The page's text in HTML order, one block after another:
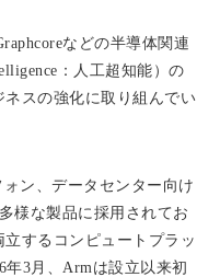
などの半導体関連
：人工超知能）の
スの強化に取り組んでい
ン、データセンター向け
様な製品に採用されてお
するコンピュートプラッ
年3月、Armは設立以来初